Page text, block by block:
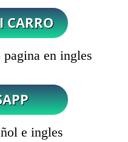
en ingles
e ingles